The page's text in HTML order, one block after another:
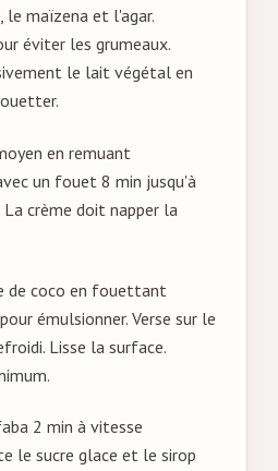
le maïzena et l'agar.
éviter les grumeaux.
le lait végétal en
en remuant
un fouet 8 min jusqu'à
La crème doit napper la
de coco en fouettant
émulsionner. Verse sur le
Lisse la surface.
2 min à vitesse
le sucre glace et le sirop